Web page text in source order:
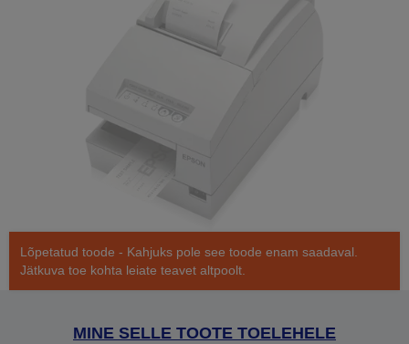
Lõpetatud toode - Kahjuks pole see toode enam saadaval.
Jätkuva toe kohta leiate teavet altpoolt.
MINE SELLE TOOTE TOELEHELE